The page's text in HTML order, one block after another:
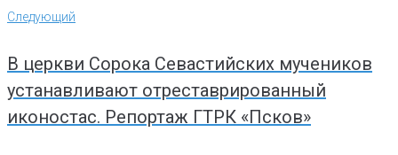
Следующий
Следующий
В церкви Сорока Севастийских мучеников
устанавливают отреставрированный
иконостас. Репортаж ГТРК «Псков»